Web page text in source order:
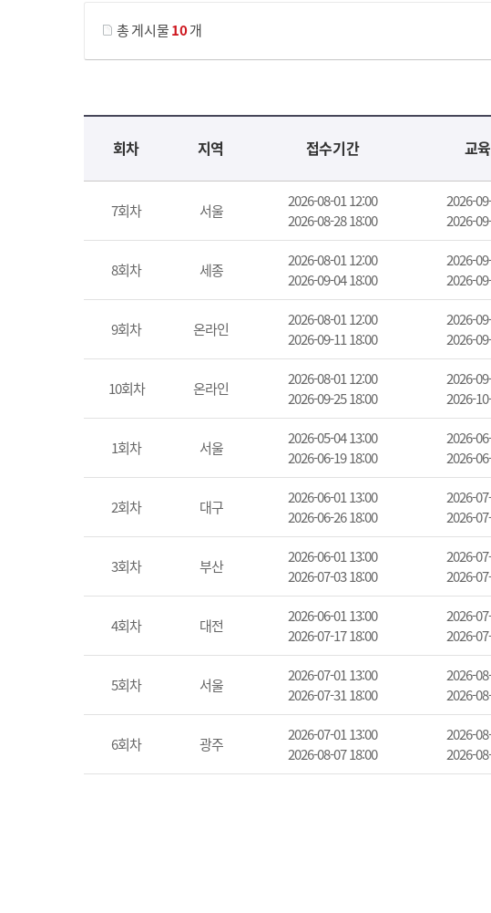
총 게시물10개
교육신청 목록을 나타낸 표로 회차, 지역, 접수기간, 교육기간, 교육장소, 신청인원/모집인원, 상태로 나뉘어 설명합니다.
회차 지역 접수기간 교
7회차 서울
2026-08-01 12:00
2026-08-28 18:00
2026-
2026-
8회차 세종
2026-08-01 12:00
2026-09-04 18:00
2026-
2026-
9회차 온라인
2026-08-01 12:00
2026-09-11 18:00
2026-
2026-
10회차 온라인
2026-08-01 12:00
2026-09-25 18:00
2026-
2026-
1회차 서울
2026-05-04 13:00
2026-06-19 18:00
2026-
2026-
2회차 대구
2026-06-01 13:00
2026-06-26 18:00
2026-
2026-
3회차 부산
2026-06-01 13:00
2026-07-03 18:00
2026-
2026-
4회차 대전
2026-06-01 13:00
2026-07-17 18:00
2026-
2026-
5회차 서울
2026-07-01 13:00
2026-07-31 18:00
2026-
2026-
6회차 광주
2026-07-01 13:00
2026-08-07 18:00
2026-
2026-